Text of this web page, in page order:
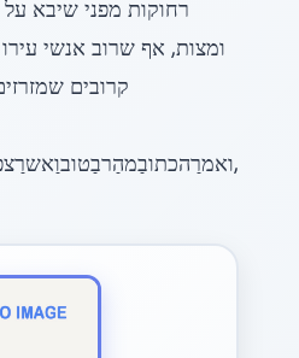
רחוקות מפני שיבא על
ומצות, אף שרוב אנשי
קרובים